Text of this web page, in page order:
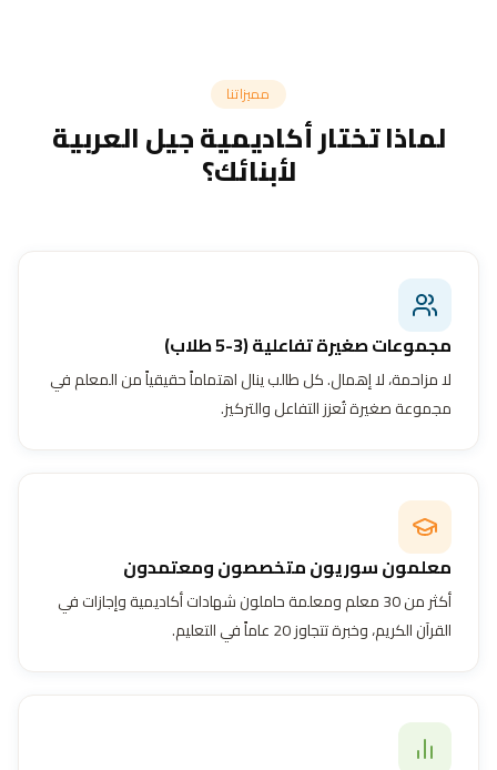
مميزاتنا
لماذا تختار أكاديمية جيل العربية
لأبنائك؟
مجموعات صغيرة تفاعلية (3-5 طلاب)
لا مزاحمة، لا إهمال. كل طالب ينال اهتماماً حقيقياً من المعلم في
مجموعة صغيرة تُعزز التفاعل والتركيز.
معلمون سوريون متخصصون ومعتمدون
أكثر من 30 معلم ومعلمة حاملون شهادات أكاديمية وإجازات في
القرآن الكريم، وخبرة تتجاوز 20 عاماً في التعليم.